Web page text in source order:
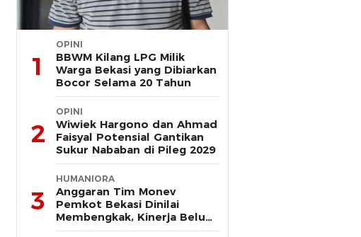
1
OPINI
BBWM Kilang LPG Milik
Warga Bekasi yang Dibiarkan
Bocor Selama 20 Tahun
2
OPINI
Wiwiek Hargono dan Ahmad
Faisyal Potensial Gantikan
Sukur Nababan di Pileg 2029
3
HUMANIORA
Anggaran Tim Monev
Pemkot Bekasi Dinilai
Membengkak, Kinerja Belum
Terbukti Efektif